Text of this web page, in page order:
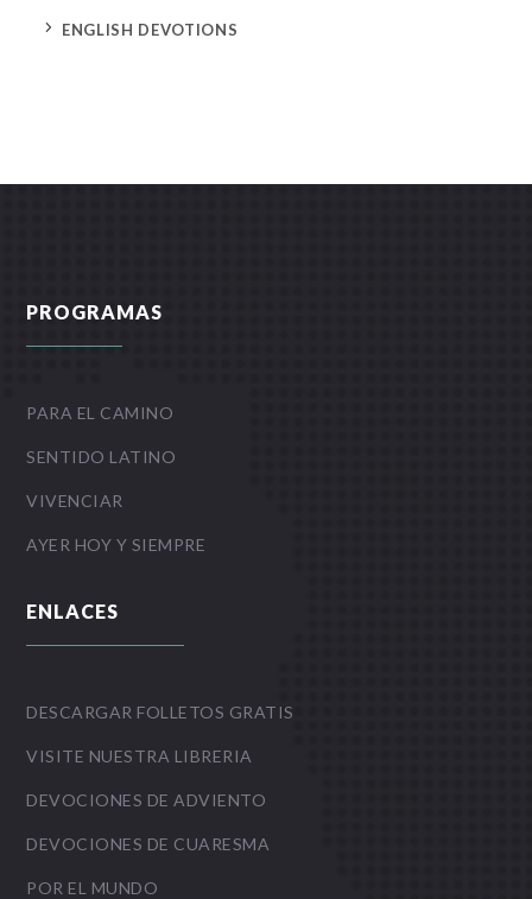
5 ENGLISH DEVOTIONS
PROGRAMAS
PARA EL CAMINO
SENTIDO LATINO
VIVENCIAR
AYER HOY Y SIEMPRE
ENLACES
DESCARGAR FOLLETOS GRATIS
VISITE NUESTRA LIBRERIA
DEVOCIONES DE ADVIENTO
DEVOCIONES DE CUARESMA
POR EL MUNDO